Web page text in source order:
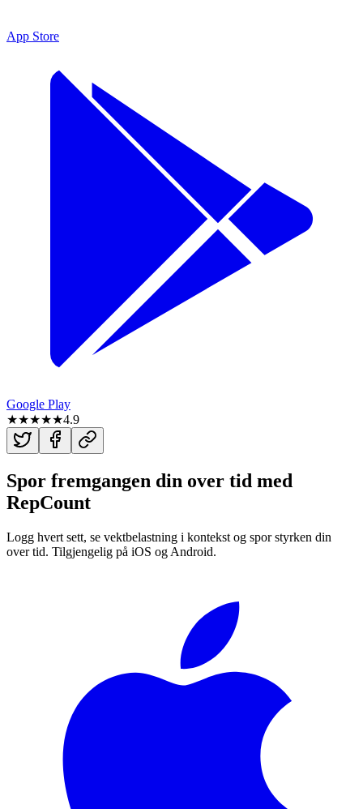
App Store
Google Play
★★★★★4.9
Spor fremgangen din over tid med
RepCount
Logg hvert sett, se vektbelastning i kontekst og spor styrken din
over tid. Tilgjengelig på iOS og Android.